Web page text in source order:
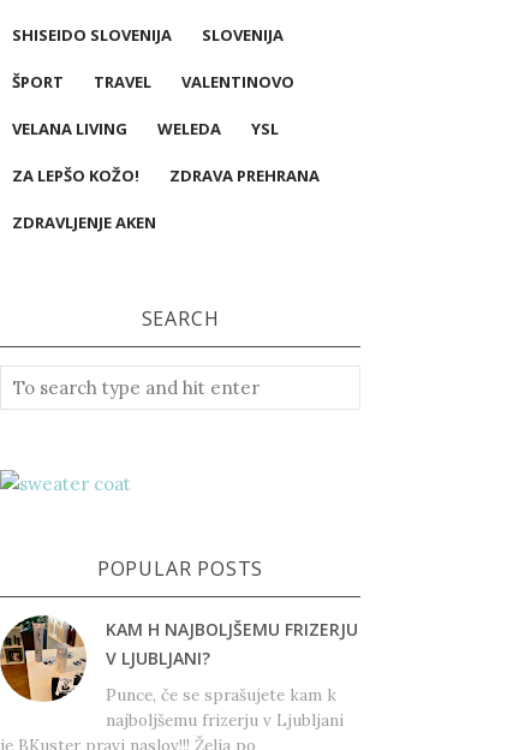
SHISEIDO SLOVENIJA SLOVENIJA
ŠPORT TRAVEL VALENTINOVO
VELANA LIVING WELEDA YSL
ZA LEPŠO KOŽO! ZDRAVA PREHRANA
ZDRAVLJENJE AKEN
SEARCH
POPULAR POSTS
KAM H NAJBOLJŠEMU FRIZERJU
V LJUBLJANI?
Punce, če se sprašujete kam k
najboljšemu frizerju v Ljubljani
je BKuster pravi naslov!!! Želja po